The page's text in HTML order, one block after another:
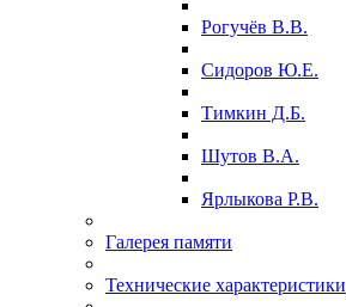
Рогучёв В.В.
Сидоров Ю.Е.
Тимкин Д.Б.
Шутов В.А.
Ярлыкова Р.В.
Галерея памяти
Технические характеристики